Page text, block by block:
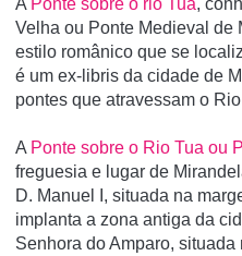
A Ponte sobre o rio Tua,
Velha ou Ponte Medieval de
estilo românico que se
é um ex-libris da cidade de
pontes que atravessam o
A Ponte sobre o Rio Tua ou
freguesia e lugar de
D. Manuel I, situada na
implanta a zona antiga da
Senhora do Amparo, situada